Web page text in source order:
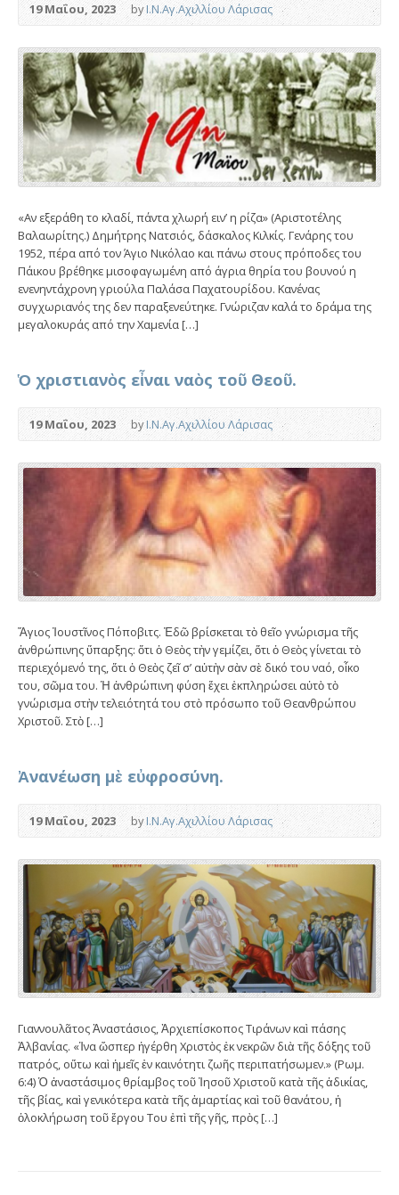
19 Μαΐου, 2023 byΙ.Ν.Αγ.Αχιλλίου Λάρισας
«Αν εξεράθη το κλαδί, πάντα χλωρή ειν’ η ρίζα» (Αριστοτέλης
Βαλαωρίτης.) Δημήτρης Νατσιός, δάσκαλος Κιλκίς. Γενάρης του
1952, πέρα από τον Άγιο Νικόλαο και πάνω στους πρόποδες του
Πάικου βρέθηκε μισοφαγωμένη από άγρια θηρία του βουνού η
ενενηντάχρονη γριούλα Παλάσα Παχατουρίδου. Κανένας
συγχωριανός της δεν παραξενεύτηκε. Γνώριζαν καλά το δράμα της
μεγαλοκυράς από την Χαμενία […]
Ὁ χριστιανὸς εἶναι ναὸς τοῦ Θεοῦ.
19 Μαΐου, 2023 byΙ.Ν.Αγ.Αχιλλίου Λάρισας
Ἅγιος Ἰουστῖνος Πόποβιτς. Ἐδῶ βρίσκεται τὸ θεῖο γνώρισμα τῆς
ἀνθρώπινης ὕπαρξης: ὅτι ὁ Θεὸς τὴν γεμίζει, ὅτι ὁ Θεὸς γίνεται τὸ
περιεχόμενό της, ὅτι ὁ Θεὸς ζεῖ σ’ αὐτὴν σὰν σὲ δικό του ναό, οἶκο
του, σῶμα του. Ἡ ἀνθρώπινη φύση ἔχει ἐκπληρώσει αὐτὸ τὸ
γνώρισμα στὴν τελειότητά του στὸ πρόσωπο τοῦ Θεανθρώπου
Χριστοῦ. Στὸ […]
Ἀνανέωση μὲ εὐφροσύνη.
19 Μαΐου, 2023 byΙ.Ν.Αγ.Αχιλλίου Λάρισας
Γιαννουλᾶτος Ἀναστάσιος, Ἀρχιεπίσκοπος Τιράνων καὶ πάσης
Ἀλβανίας. «Ἱνα ὥσπερ ἠγέρθη Χριστὸς ἐκ νεκρῶν διὰ τῆς δόξης τοῦ
πατρός, οὕτω καὶ ἡμεῖς ἐν καινότητι ζωῆς περιπατήσωμεν.» (Ρωμ.
6:4) Ὁ ἀναστάσιμος θρίαμβος τοῦ Ἰησοῦ Χριστοῦ κατὰ τῆς ἀδικίας,
τῆς βίας, καὶ γενικότερα κατὰ τῆς ἁμαρτίας καὶ τοῦ θανάτου, ἡ
ὁλοκλήρωση τοῦ ἔργου Του ἐπὶ τῆς γῆς, πρὸς […]